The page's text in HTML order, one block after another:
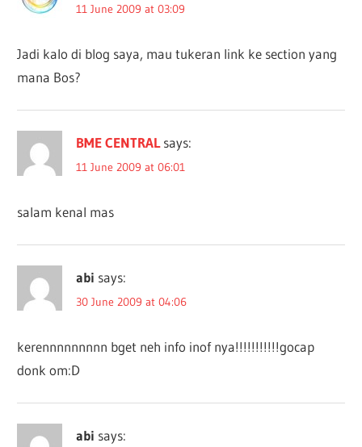
11 June 2009 at 03:09
Jadi kalo di blog saya, mau tukeran link ke section yang
mana Bos?
BME CENTRAL says:
11 June 2009 at 06:01
salam kenal mas
abi says:
30 June 2009 at 04:06
kerennnnnnnnn bget neh info inof nya!!!!!!!!!!!gocap
donk om:D
abi says: